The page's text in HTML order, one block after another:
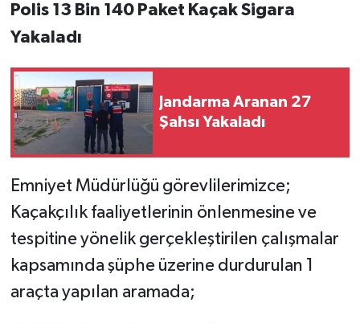
Polis 13 Bin 140 Paket Kaçak Sigara
Yakaladı
Jandarma Aranan 27
Şahsı Yakaladı
Emniyet Müdürlüğü görevlilerimizce;
Kaçakçılık faaliyetlerinin önlenmesine ve
tespitine yönelik gerçekleştirilen çalışmalar
kapsamında şüphe üzerine durdurulan 1
araçta yapılan aramada;